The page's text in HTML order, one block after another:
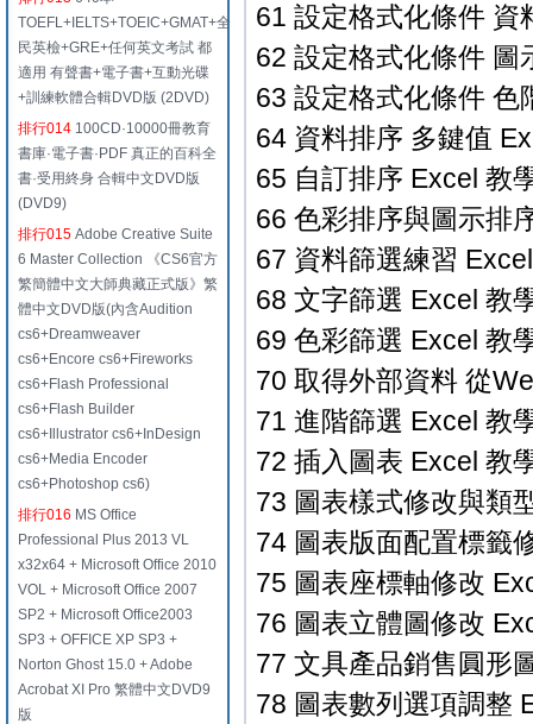
TOEFL+IELTS+TOEIC+GMAT+全
民英檢+GRE+任何英文考試 都
適用 有聲書+電子書+互動光碟
+訓練軟體合輯DVD版 (2DVD)
排行014 100CD·10000冊教育
書庫·電子書·PDF 真正的百科全
書·受用終身 合輯中文DVD版
(DVD9)
排行015 Adobe Creative Suite
6 Master Collection 《CS6官方
繁簡體中文大師典藏正式版》繁
體中文DVD版(內含Audition
cs6+Dreamweaver
cs6+Encore cs6+Fireworks
cs6+Flash Professional
cs6+Flash Builder
cs6+Illustrator cs6+InDesign
cs6+Media Encoder
cs6+Photoshop cs6)
排行016 MS Office
Professional Plus 2013 VL
x32x64 + Microsoft Office 2010
VOL + Microsoft Office 2007
SP2 + Microsoft Office2003
SP3 + OFFICE XP SP3 +
Norton Ghost 15.0 + Adobe
Acrobat XI Pro 繁體中文DVD9
版
61 設定格式化條件 資
62 設定格式化條件 圖
63 設定格式化條件 色
64 資料排序 多鍵值
65 自訂排序 Excel 教
66 色彩排序與圖示排
67 資料篩選練習
68 文字篩選 Excel 教
69 色彩篩選 Excel 教
70 取得外部資料 從
71 進階篩選 Excel 教
72 插入圖表 Excel 教
73 圖表樣式修改與類
74 圖表版面配置標籤
75 圖表座標軸修改
76 圖表立體圖修改
77 文具產品銷售圓形
78 圖表數列選項調整